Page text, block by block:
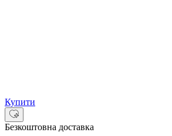
Купити
Безкоштовна доставка